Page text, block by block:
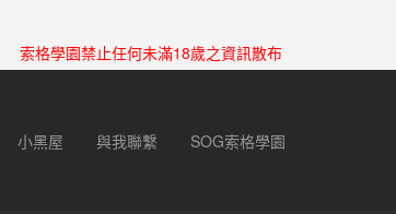
索格學園禁止任何未滿18歲之資訊散布
小黑屋 與我聯繫 SOG索格學園